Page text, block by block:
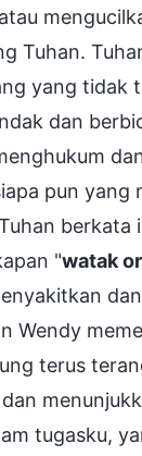
Tuhan.
yang tidak
dan
pun yang
berkata
"watak
Wendy
terus
tugasku,